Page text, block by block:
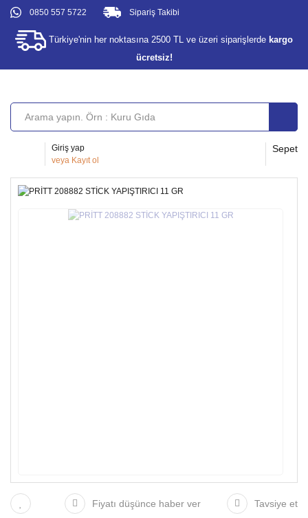
0850 557 5722
Türkiye'nin her noktasına 2500 TL ve üzeri siparişlerde kargo
ücretsiz!
Sipariş Takibi
Giriş yap
veya Kayıt ol
Sepet
Fiyatı düşünce haber ver Tavsiye et